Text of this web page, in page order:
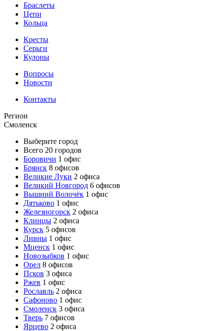
Браслеты
Цепи
Кольца
Кресты
Серьги
Кулоны
Вопросы
Новости
Контакты
Регион
Смоленск
Выберите город
Всего 20 городов
Боровичи 1 офис
Брянск 8 офисов
Великие Луки 2 офиса
Великий Новгород 6 офисов
Вышний Волочёк 1 офис
Дятьково 1 офис
Железногорск 2 офиса
Клинцы 2 офиса
Курск 5 офисов
Ливны 1 офис
Мценск 1 офис
Новозыбков 1 офис
Орел 8 офисов
Псков 3 офиса
Ржев 1 офис
Рославль 2 офиса
Сафоново 1 офис
Смоленск 3 офиса
Тверь 7 офисов
Ярцево 2 офиса